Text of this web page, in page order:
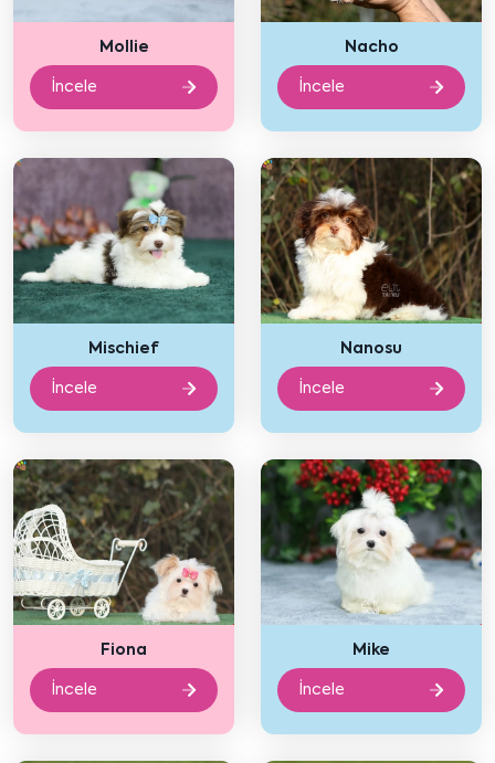
Mollie
İncele
Nacho
İncele
Mischief
İncele
Nanosu
İncele
Fiona
İncele
Mike
İncele